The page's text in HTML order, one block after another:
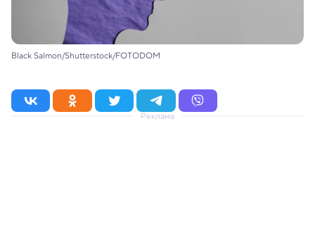
Black Salmon/Shutterstock/FOTODOM
Реклама